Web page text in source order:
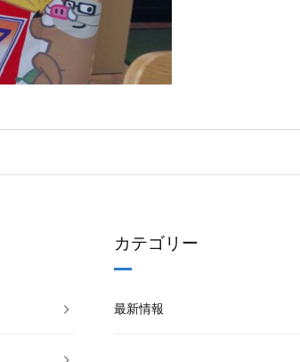
カテゴリー
最新情報